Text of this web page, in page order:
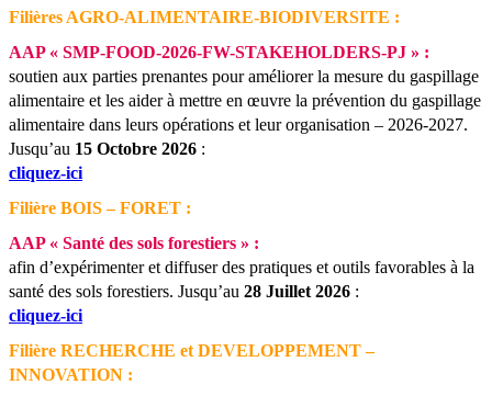
Filières AGRO-ALIMENTAIRE-BIODIVERSITE :
AAP « SMP-FOOD-2026-FW-STAKEHOLDERS-PJ » :
soutien aux parties prenantes pour améliorer la mesure du gaspillage
alimentaire et les aider à mettre en œuvre la prévention du gaspillage
alimentaire dans leurs opérations et leur organisation – 2026-2027.
Jusqu’au 15 Octobre 2026 :
cliquez-ici
Filière BOIS – FORET :
AAP « Santé des sols forestiers » :
afin d’expérimenter et diffuser des pratiques et outils favorables à la
santé des sols forestiers. Jusqu’au 28 Juillet 2026 :
cliquez-ici
Filière RECHERCHE et DEVELOPPEMENT –
INNOVATION :